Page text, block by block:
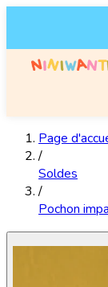
Page
/
Soldes
/
Pochon